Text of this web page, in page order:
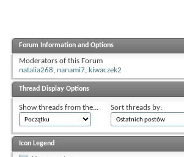
Forum Information and Options
Moderators of this Forum
natalia268, nanami7, kiwaczek2
Thread Display Options
Show threads from the... Sort threads by:
Icon Legend